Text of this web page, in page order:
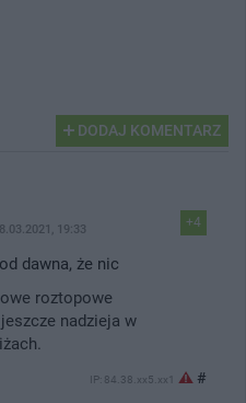
DODAJ KOMENTARZ
+4
19:33
dawna, że nic
roztopowe
nadzieja w
IP: 84.38.xx5.xx1 #